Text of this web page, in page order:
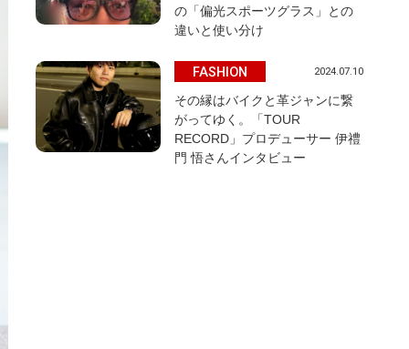
の「偏光スポーツグラス」との
違いと使い分け
FASHION 2024.07.10
その縁はバイクと革ジャンに繋
がってゆく。「TOUR
RECORD」プロデューサー 伊禮
門 悟さんインタビュー